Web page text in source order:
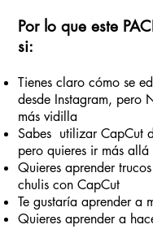
Por lo que este
si:
Tienes claro cómo se
desde Instagram, pero
más vidilla
Sabes utilizar CapCut
pero quieres ir más allá
Quieres aprender
chulis con CapCut
Te gustaría aprender a
Quieres aprender a